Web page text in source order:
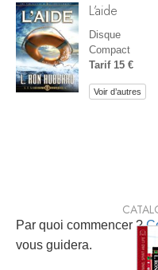
L’aide
Disque
Compact
Tarif 15 €
Voir d’autres
Par quoi commencer ?
vous guidera.